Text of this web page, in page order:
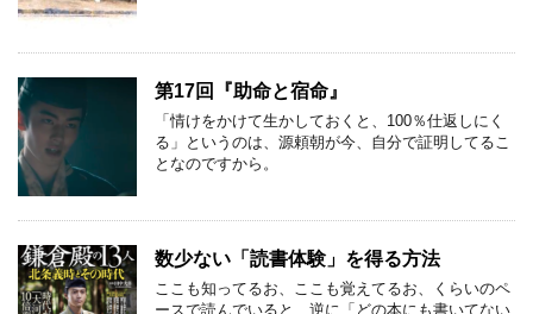
第17回『助命と宿命』
「情けをかけて生かしておくと、100％仕返しにく
る」というのは、源頼朝が今、自分で証明してるこ
となのですから。
数少ない「読書体験」を得る方法
ここも知ってるお、ここも覚えてるお、くらいのペ
ースで読んでいると、逆に「どの本にも書いてない